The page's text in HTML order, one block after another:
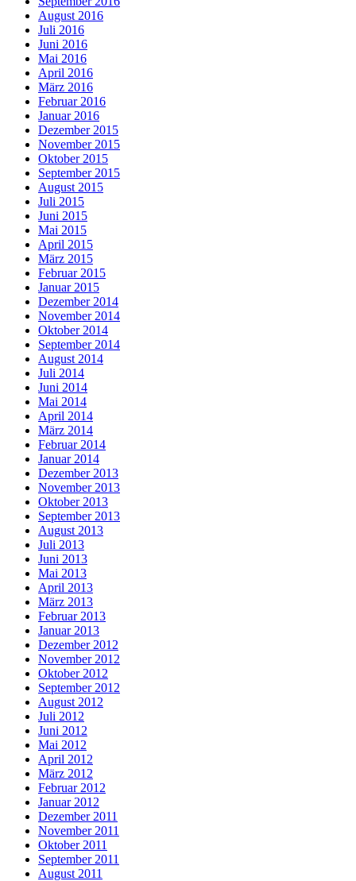
August 2016
Juli 2016
Juni 2016
Mai 2016
April 2016
März 2016
Februar 2016
Januar 2016
Dezember 2015
November 2015
Oktober 2015
September 2015
August 2015
Juli 2015
Juni 2015
Mai 2015
April 2015
März 2015
Februar 2015
Januar 2015
Dezember 2014
November 2014
Oktober 2014
September 2014
August 2014
Juli 2014
Juni 2014
Mai 2014
April 2014
März 2014
Februar 2014
Januar 2014
Dezember 2013
November 2013
Oktober 2013
September 2013
August 2013
Juli 2013
Juni 2013
Mai 2013
April 2013
März 2013
Februar 2013
Januar 2013
Dezember 2012
November 2012
Oktober 2012
September 2012
August 2012
Juli 2012
Juni 2012
Mai 2012
April 2012
März 2012
Februar 2012
Januar 2012
Dezember 2011
November 2011
Oktober 2011
September 2011
August 2011